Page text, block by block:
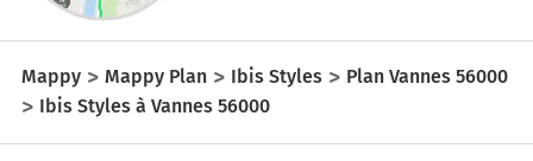
Mappy Mappy Plan Ibis Styles
Plan Vannes 56000
Ibis Styles à Vannes 56000